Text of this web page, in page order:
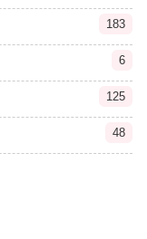
183
6
125
48